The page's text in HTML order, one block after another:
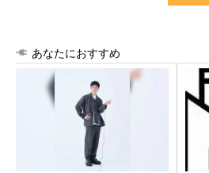
あなたにおすすめ